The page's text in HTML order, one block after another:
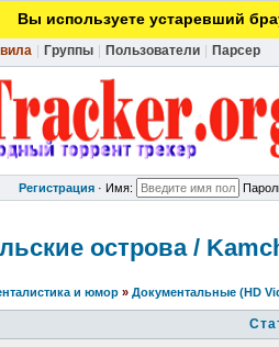
Вы используете устаревший
Группы Пользователи Парсер
Регистрация · Имя:
острова /
и юмор » Документальные (HD